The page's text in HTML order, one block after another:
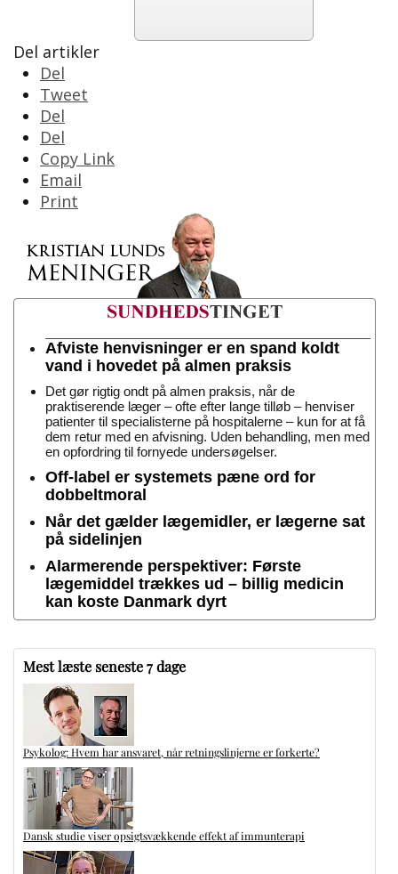
Del artikler
Del
Tweet
Del
Del
Copy Link
Email
Print
Afviste henvisninger er en spand koldt
vand i hovedet på almen praksis
Det gør rigtig ondt på almen praksis, når de
praktiserende læger – ofte efter lange tilløb – henviser
patienter til specialisterne på hospitalerne – kun for at få
dem retur med en afvisning. Uden behandling, men med
en opfordring til fornyede undersøgelser.
Off-label er systemets pæne ord for
dobbeltmoral
Når det gælder lægemidler, er lægerne sat
på sidelinjen
Alarmerende perspektiver: Første
lægemiddel trækkes ud – billig medicin
kan koste Danmark dyrt
Mest læste seneste 7 dage
Psykolog: Hvem har ansvaret, når retningslinjerne er forkerte?
Dansk studie viser opsigtsvækkende effekt af immunterapi